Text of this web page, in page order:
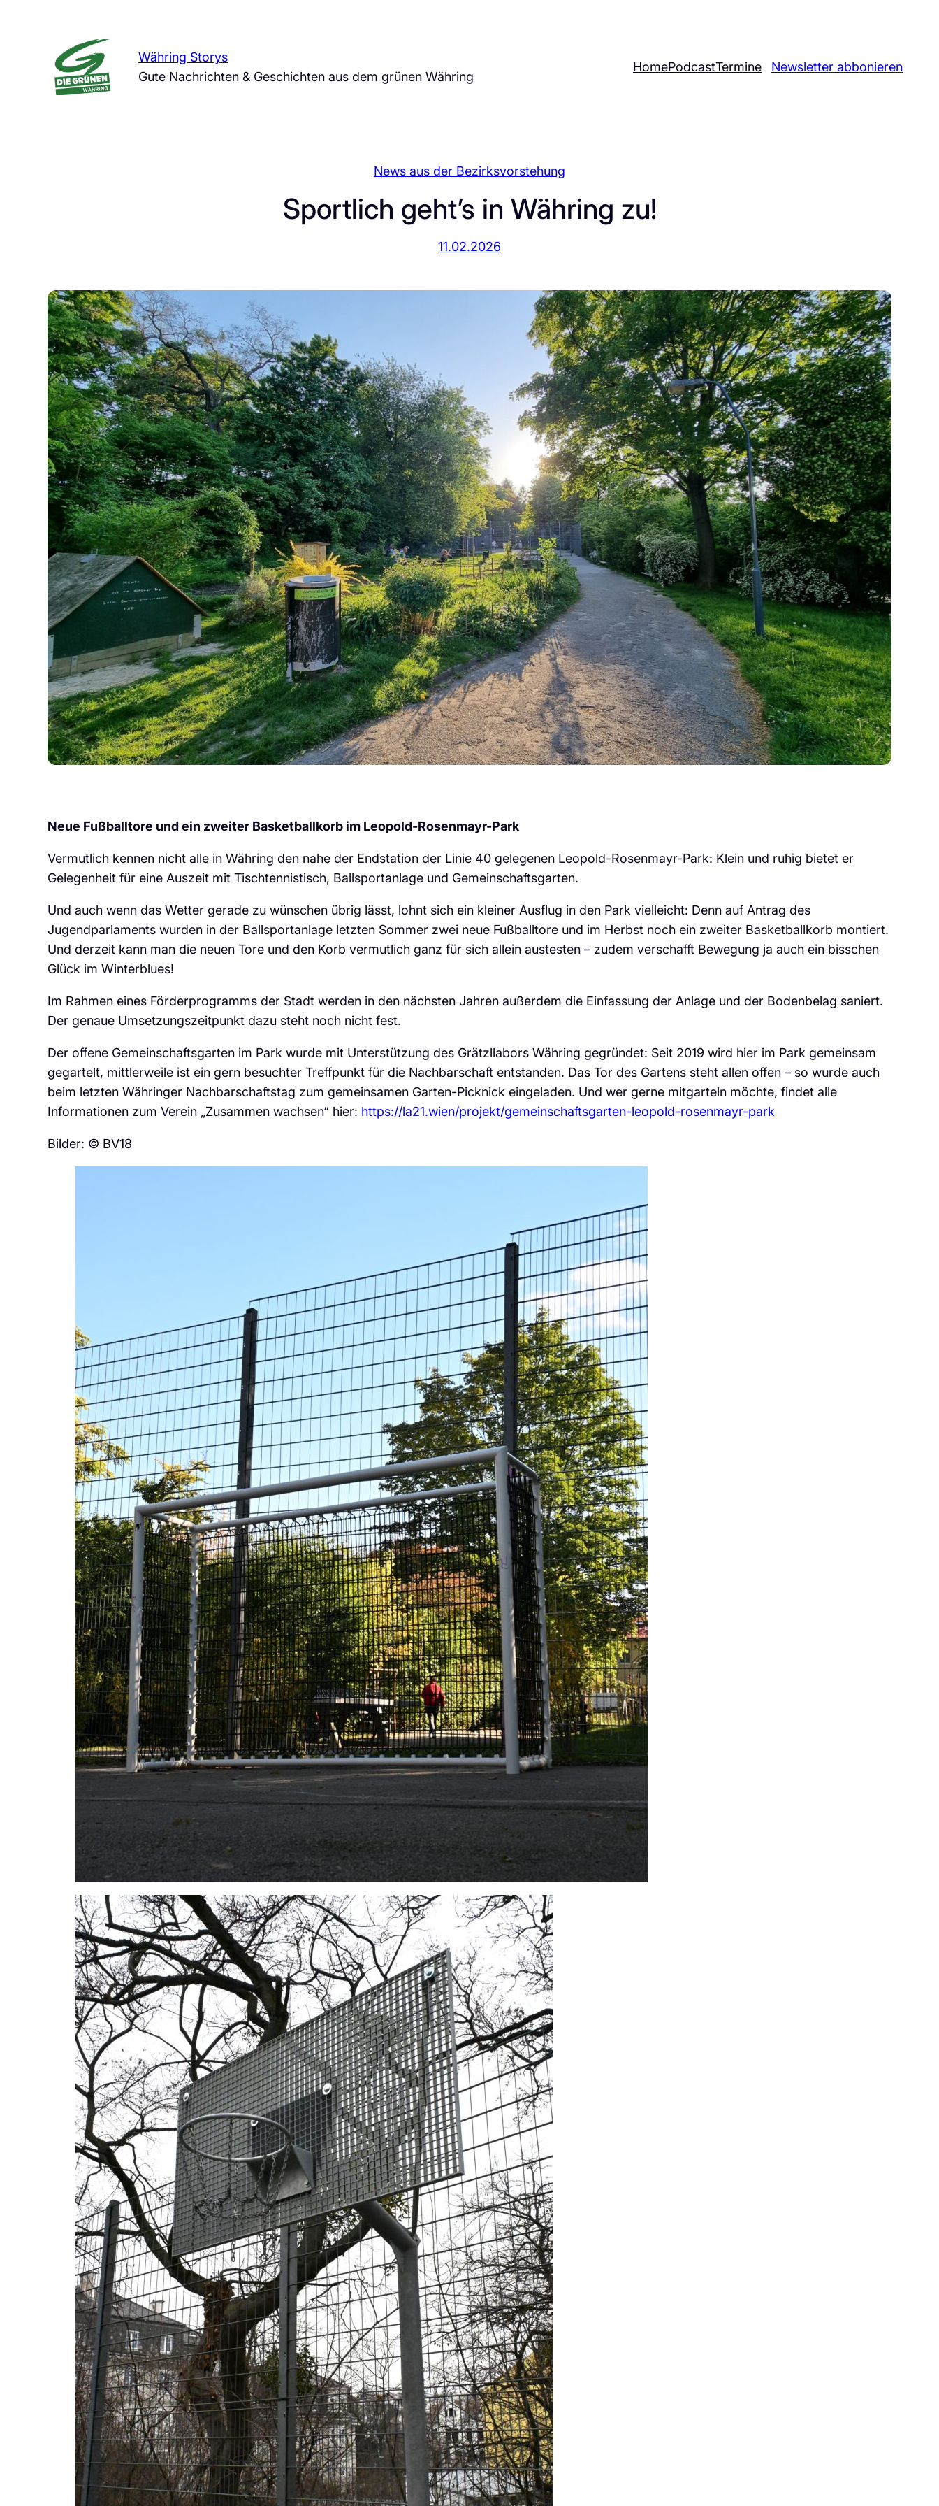
Währing Storys
Gute Nachrichten & Geschichten aus dem grünen Währing
HomePodcastTermine Newsletter abbonieren
News aus der Bezirksvorstehung
Sportlich geht’s in Währing zu!
11.02.2026
Neue Fußballtore und ein zweiter Basketballkorb im Leopold-Rosenmayr-Park
Vermutlich kennen nicht alle in Währing den nahe der Endstation der Linie 40 gelegenen Leopold-Rosenmayr-Park: Klein und ruhig bietet er
Gelegenheit für eine Auszeit mit Tischtennistisch, Ballsportanlage und Gemeinschaftsgarten.
Und auch wenn das Wetter gerade zu wünschen übrig lässt, lohnt sich ein kleiner Ausflug in den Park vielleicht: Denn auf Antrag des
Jugendparlaments wurden in der Ballsportanlage letzten Sommer zwei neue Fußballtore und im Herbst noch ein zweiter Basketballkorb montiert.
Und derzeit kann man die neuen Tore und den Korb vermutlich ganz für sich allein austesten – zudem verschafft Bewegung ja auch ein bisschen
Glück im Winterblues!
Im Rahmen eines Förderprogramms der Stadt werden in den nächsten Jahren außerdem die Einfassung der Anlage und der Bodenbelag saniert.
Der genaue Umsetzungszeitpunkt dazu steht noch nicht fest.
Der offene Gemeinschaftsgarten im Park wurde mit Unterstützung des Grätzllabors Währing gegründet: Seit 2019 wird hier im Park gemeinsam
gegartelt, mittlerweile ist ein gern besuchter Treffpunkt für die Nachbarschaft entstanden. Das Tor des Gartens steht allen offen – so wurde auch
beim letzten Währinger Nachbarschaftstag zum gemeinsamen Garten-Picknick eingeladen. Und wer gerne mitgarteln möchte, findet alle
Informationen zum Verein „Zusammen wachsen“ hier: https://la21.wien/projekt/gemeinschaftsgarten-leopold-rosenmayr-park
Bilder: © BV18